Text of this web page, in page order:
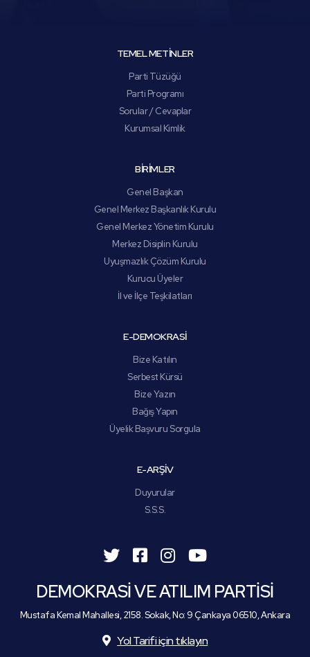
TEMEL METİNLER
Parti Tüzüğü
Parti Programı
Sorular / Cevaplar
Kurumsal Kimlik
BİRİMLER
Genel Başkan
Genel Merkez Başkanlık Kurulu
Genel Merkez Yönetim Kurulu
Merkez Disiplin Kurulu
Uyuşmazlık Çözüm Kurulu
Kurucu Üyeler
İl ve İlçe Teşkilatları
E-DEMOKRASİ
Bize Katılın
Serbest Kürsü
Bize Yazın
Bağış Yapın
Üyelik Başvuru Sorgula
E-ARŞİV
Duyurular
S.S.S.
DEMOKRASİ VE ATILIM PARTİSİ
Mustafa Kemal Mahallesi, 2158. Sokak, No: 9 Çankaya 06510, Ankara
Yol Tarifi için tıklayın